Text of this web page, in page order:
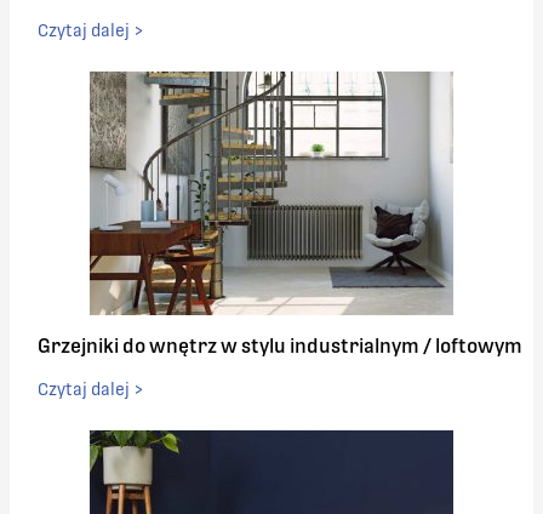
Czytaj dalej >
Grzejniki do wnętrz w stylu industrialnym / loftowym
Czytaj dalej >